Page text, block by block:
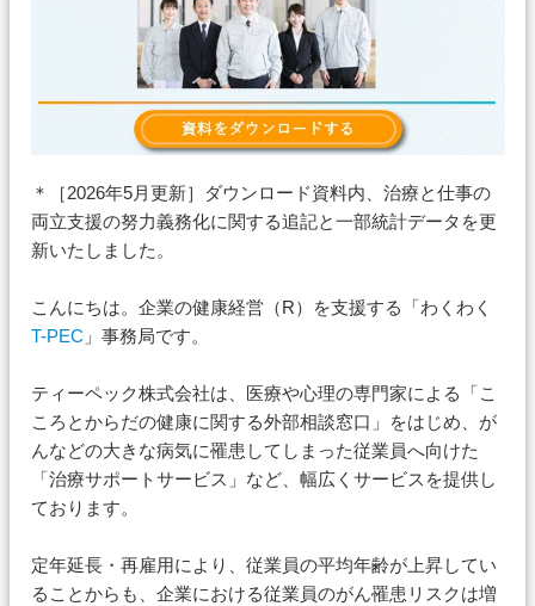
＊［2026年5月更新］ダウンロード資料内、治療と仕事の
両立支援の努力義務化に関する追記と一部統計データを更
新いたしました。
こんにちは。企業の健康経営（R）を支援する「わくわく
T-PEC 」事務局です。
ティーペック株式会社は、医療や心理の専門家による「こ
ころとからだの健康に関する外部相談窓口」をはじめ、が
んなどの大きな病気に罹患してしまった従業員へ向けた
「治療サポートサービス」など、幅広くサービスを提供し
ております。
定年延長・再雇用により、従業員の平均年齢が上昇してい
ることからも、企業における従業員のがん罹患リスクは増